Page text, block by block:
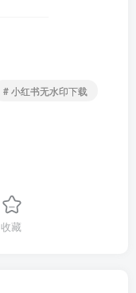
# 小红书无水印下载
收藏